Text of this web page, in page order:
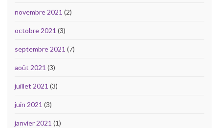
novembre 2021 (2)
octobre 2021 (3)
septembre 2021 (7)
août 2021 (3)
juillet 2021 (3)
juin 2021 (3)
janvier 2021 (1)